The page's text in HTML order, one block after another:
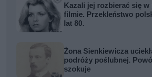
Kazali jej rozbierać się w
filmie. Przekleństwo
lat 80.
Żona Sienkiewicza
podróży poślubnej.
szokuje